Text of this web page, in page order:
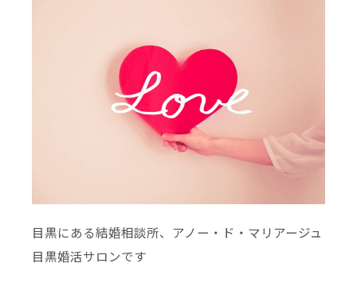
目黒にある結婚相談所、アノー・ド・マリアージュ
目黒婚活サロンです